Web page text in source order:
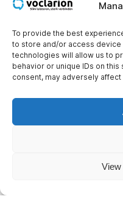
To provide the best
to store and/or access device
technologies will allow us to
behavior or unique IDs on
consent, may adversely
View
Route beschrijving
Contact
+31 (0)85 – 1 119 119
BTW: NL
IBAN: